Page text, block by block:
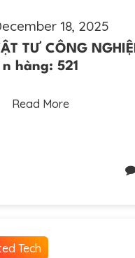
18, 2025
TƯ CÔNG
n hàng: 521
Read More
Tech